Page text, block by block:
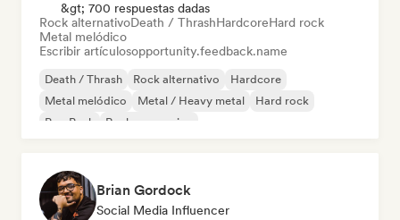
&gt; 700 respuestas dadas
Rock alternativoDeath / ThrashHardcoreHard rock
Metal melódico
Escribir artículosopportunity.feedback.name
Death / Thrash Rock alternativo
Hardcore
Metal melódico
Metal / Heavy metal
Hard rock
Pop Punk
Rock progresivo
Brian Gordock
Social Media Influencer